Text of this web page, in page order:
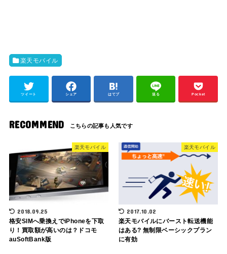
楽天モバイル
ツイート シェア はてブ 送る Pocket
RECOMMEND
楽天モバイル
2018.09.25
格安SIMへ乗換えでiPhoneを下取
り！買取額が高いのは？ドコモ
auSoftBank版
楽天モバイル
2017.10.02
楽天モバイルにバースト転送機能
はある? 無制限ベーシックプラン
に有効